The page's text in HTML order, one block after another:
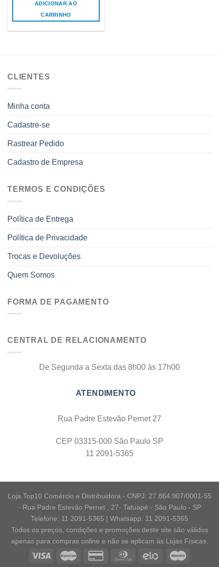
ADICIONAR AO
CARRINHO
CLIENTES
Minha conta
Cadastre-se
Rastrear Pedido
Cadastro de Empresa
TERMOS E CONDIÇÕES
Política de Entrega
Política de Privacidade
Trocas e Devoluções
Quem Somos
FORMA DE PAGAMENTO
CENTRAL DE RELACIONAMENTO
De Segunda a Sexta das 8h00 às 17h00
Rua Padre Estevão Pernet 27
CEP 03315-000 São Paulo SP
11 2091-5365
Loja Top10 Comércio e Distribuidora - CNPJ: 27.864.907/0001-55
- Rua Padre Estevão Pernet , 27- Tatuapé - São Paulo - SP
Telefone: 11 2091-5365 | Whatsapp: 11 2091-5365
Todos os preços, condições e promoções deste site são válidos
apenas para compras online e não se aplicam às Lojas Físicas.